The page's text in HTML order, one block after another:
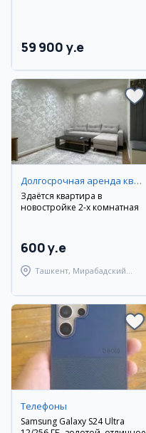
59 900 y.e
Долгосрочная аренда квартир
Здаётся квартира в
новостройке 2-х комнатная
600 y.e
Ташкент, Мирабадский
Телефоны
Samsung Galaxy S24 Ultra